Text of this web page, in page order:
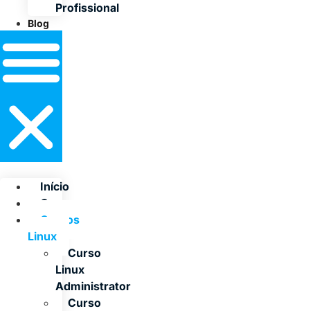
Profissional
Blog
Início
Cursos
Cursos
Linux
Curso
Linux
Administrator
Curso